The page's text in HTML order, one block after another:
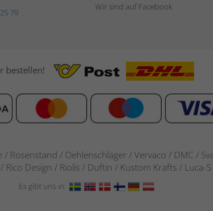
79
Wir sind auf Facebook
bestellen!
/ Rosenstand / Oehlenschläger / Vervaco / DMC /
Rico Design / Riolis / Duftin / Kustom Krafts /
Es gibt uns in: